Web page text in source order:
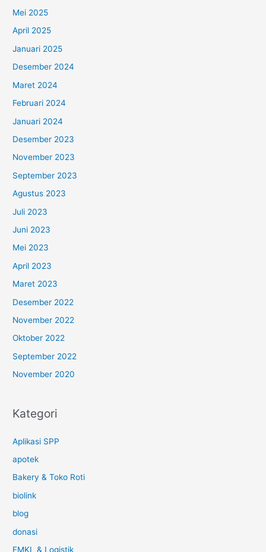
Mei 2025
April 2025
Januari 2025
Desember 2024
Maret 2024
Februari 2024
Januari 2024
Desember 2023
November 2023
September 2023
Agustus 2023
Juli 2023
Juni 2023
Mei 2023
April 2023
Maret 2023
Desember 2022
November 2022
Oktober 2022
September 2022
November 2020
Kategori
Aplikasi SPP
apotek
Bakery & Toko Roti
biolink
blog
donasi
EMKL & Logistik